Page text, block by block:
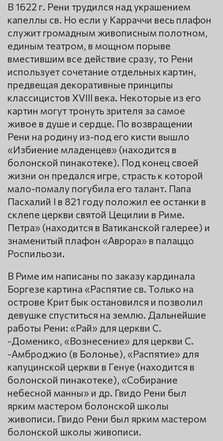
В 1622 г. Рени трудился над украшением
капеллы св. Но если у Карраччи весь плафон
служит громадным живописным полотном,
единым театром, в мощном порыве
вместившим все действие сразу, то Рени
использует сочетание отдельных картин,
предвещая декоративные принципы
классицистов XVIII века. Некоторые из его
картин могут тронуть зрителя за самое
живое в душе и сердце. По возвращении
Рени на родину из-под его кисти вышло
«Избиение младенцев» (находится в
болонской пинакотеке). Под конец своей
жизни он предался игре, страсть к которой
мало-помалу погубила его талант. Папа
Пасхалий I в 821 году положил ее останки в
склепе церкви святой Цецилии в Риме.
Петра» (находится в Ватиканской галерее) и
знаменитый плафон «Аврора» в палаццо
Роспильози.
В Риме им написаны по заказу кардинала
Боргезе картина «Распятие св. Только на
острове Крит бык остановился и позволил
девушке спуститься на землю. Дальнейшие
работы Рени: «Рай» для церкви С.
-Доменико, «Вознесение» для церкви С.
-Амброджио (в Болонье), «Распятие» для
капуцинской церкви в Генуе (находится в
болонской пинакотеке), «Собирание
небесной манны» и др. Гвидо Рени был
ярким мастером болонской школы
живописи. Гвидо Рени был ярким мастером
болонской школы живописи.